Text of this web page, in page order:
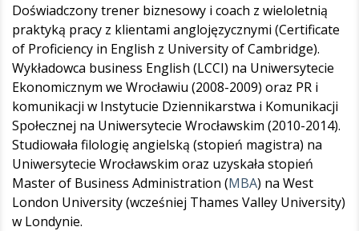
Doświadczony trener biznesowy i coach z wieloletnią
praktyką pracy z klientami anglojęzycznymi (Certificate
of Proficiency in English z University of Cambridge).
Wykładowca business English (LCCI) na Uniwersytecie
Ekonomicznym we Wrocławiu (2008-2009) oraz PR i
komunikacji w Instytucie Dziennikarstwa i Komunikacji
Społecznej na Uniwersytecie Wrocławskim (2010-2014).
Studiowała filologię angielską (stopień magistra) na
Uniwersytecie Wrocławskim oraz uzyskała stopień
Master of Business Administration (MBA) na West
London University (wcześniej Thames Valley University)
w Londynie.